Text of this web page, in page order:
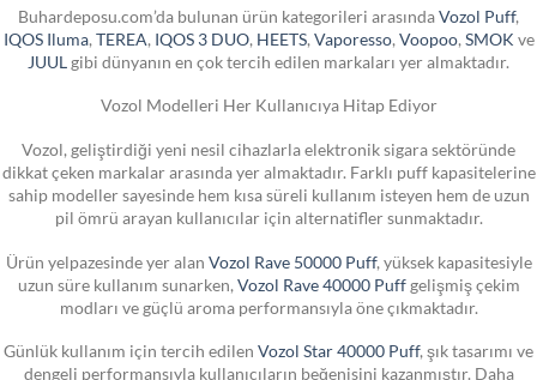
Buhardeposu.com’da bulunan ürün kategorileri arasındaVozol Puff,
IQOS Iluma, TEREA IQOS 3 DUO, HEETS, Vaporesso, Voopoo, SMOK ve
JUUL gibi dünyanın en çok tercih edilen markaları yer almaktadır.
Vozol Modelleri Her Kullanıcıya Hitap Ediyor
Vozol, geliştirdiği yeni nesil cihazlarla elektronik sigara sektöründe
dikkat çeken markalar arasında yer almaktadır. Farklı puff kapasitelerine
sahip modeller sayesinde hem kısa süreli kullanım isteyen hem de uzun
pil ömrü arayan kullanıcılar için alternatifler sunmaktadır.
Ürün yelpazesinde yer alan Vozol Rave 50000 Puff, yüksek kapasitesiyle
uzun süre kullanım sunarken, Vozol Rave 40000 Puffgelişmiş çekim
modları ve güçlü aroma performansıyla öne çıkmaktadır.
Günlük kullanım için tercih edilen Vozol Star 40000 Puff, şık tasarımı ve
dengeli performansıyla kullanıcıların beğenisini kazanmıştır. Daha